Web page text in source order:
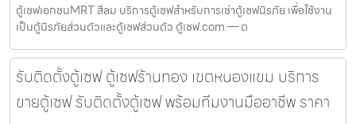
ตู้เซฟเอกชนMRT สีลม บริการตู้เซฟสำหรับการเช่าตู้เซฟนิรภัย เพื่อใช้งาน
เป็นตู้นิรภัยส่วนตัวและตู้เซฟส่วนตัว ตู้เซฟ.com — ต
รับติดตั้งตู้เซฟ ตู้เซฟร้านทอง เขตหนองแขม บริการ
ขายตู้เซฟ รับติดตั้งตู้เซฟ พร้อมทีมงานมืออาชีพ ราคา